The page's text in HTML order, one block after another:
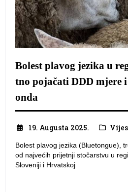
Bolest plavog jezika u
tno pojačati DDD mjere
onda
19. Augusta 2025.
Bolest plavog jezika (Bluetongue),
od najvećih prijetnji stočarstvu u
Sloveniji i Hrvatskoj